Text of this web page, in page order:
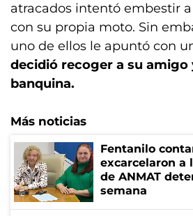
atracados intentó embestir
con su propia moto. Sin
uno de ellos le apuntó con
decidió recoger a su amigo
banquina.
Más noticias
Fentanilo
excarcelaron a
de ANMAT
semana